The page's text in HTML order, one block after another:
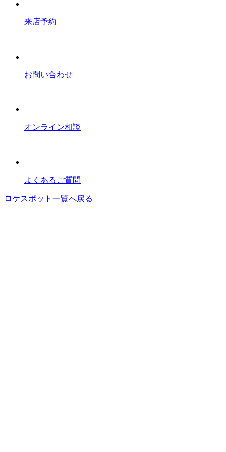
来店予約
お問い合わせ
オンライン相談
よくあるご質問
ロケスポット一覧へ戻る